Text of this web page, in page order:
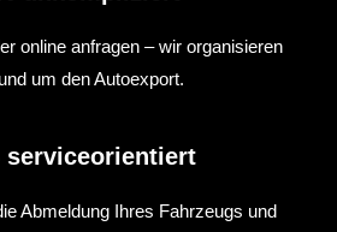
online anfragen – wir organisieren
um den Autoexport.
serviceorientiert
Abmeldung Ihres Fahrzeugs und